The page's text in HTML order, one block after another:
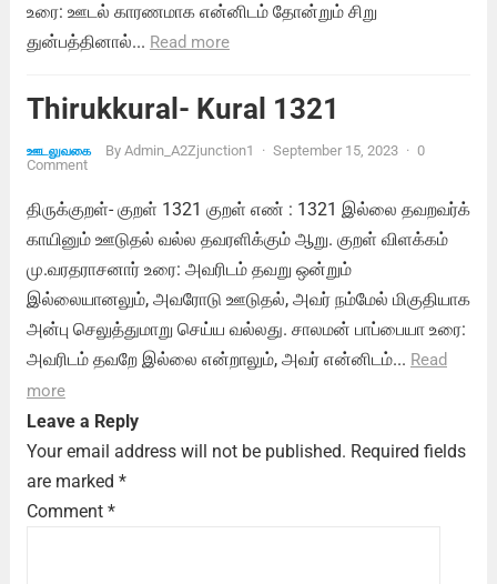
உரை: ஊடல் காரணமாக என்னிடம் தோன்றும் சிறு
துன்பத்தினால்... Read more
Thirukkural- Kural 1321
ஊடலுவகை By Admin_A2Zjunction1 · September 15, 2023 · 0
Comment
திருக்குறள்- குறள் 1321 குறள் எண் : 1321 இல்லை தவறவர்க்
காயினும் ஊடுதல் வல்ல தவரளிக்கும் ஆறு. குறள் விளக்கம்
மு.வரதராசனார் உரை: அவரிடம் தவறு ஒன்றும்
இல்லையானலும், அவரோடு ஊடுதல், அவர் நம்மேல் மிகுதியாக
அன்பு செலுத்துமாறு செய்ய வல்லது. சாலமன் பாப்பையா உரை:
அவரிடம் தவறே இல்லை என்றாலும், அவர் என்னிடம்... Read
more
Leave a Reply
Your email address will not be published. Required fields
are marked *
Comment *